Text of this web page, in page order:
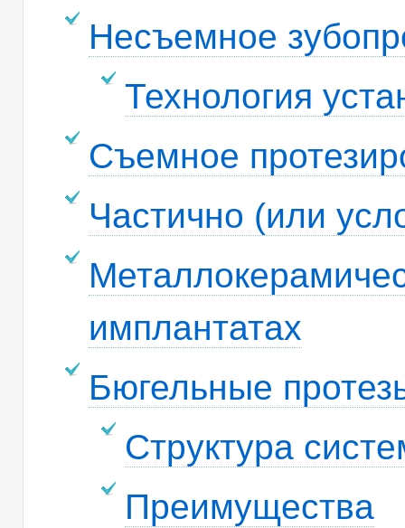
Несъемное
Технология
Съемное
Частично (или
имплантатах
Бюгельные
Структура
Преимущества